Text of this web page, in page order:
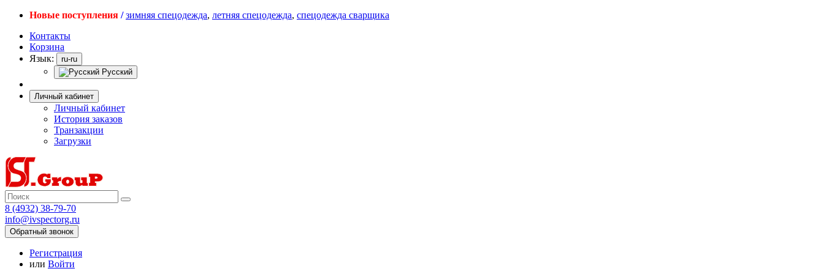
Новые поступления / зимняя спецодежда, летняя спецодежда, спецодежда сварщика
Контакты
Корзина
Язык:
ru-ru
Русский
Личный кабинет
Личный кабинет
История заказов
Транзакции
Загрузки
8 (4932) 38-79-70
info@ivspectorg.ru
Обратный звонок
Регистрация
или Войти